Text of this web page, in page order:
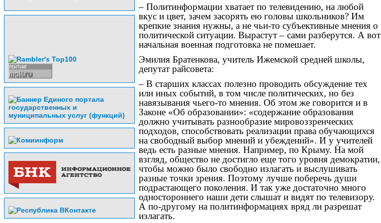
– Политинформации хватает по телевидению, на любой
вкус и цвет, зачем засорять ею головы школьников? Им
крепкие знания нужны, а не чьи-то субъективные мнения о
политической ситуации. Вырастут – сами разберутся. А вот
начальная военная подготовка не помешает.
Эмилия Братенкова, учитель Ижемской средней школы,
депутат райсовета:
– В старших классах полезно проводить обсуждение тех
или иных событий, в том числе политических, но без
навязывания чьего-то мнения. Об этом же говорится и в
Законе «Об образовании»: «содержание образования
должно учитывать разнообразие мировоззренческих
подходов, способствовать реализации права обучающихся
на свободный выбор мнений и убеждений». И у учителей
ведь есть разные мнения. Например, по Крыму. На мой
взгляд, общество не достигло еще того уровня демократии,
чтобы можно было свободно излагать и выслушивать
разные точки зрения. Поэтому лучше поберечь души
подрастающего поколения. И так уже достаточно много
одностороннего наши дети слышат и видят по телевизору.
А по-другому на политинформациях вряд ли разрешат
излагать.